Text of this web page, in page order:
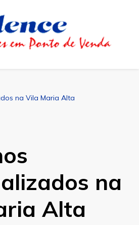
na Vila Maria Alta
na
Alta